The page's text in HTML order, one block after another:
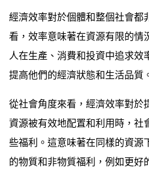
經濟效率對於個體和整個社會都
看，效率意味著在資源有限的情
人在生產、消費和投資中追求效
提高他們的經濟狀態和生活品質
從社會角度來看，經濟效率對於
資源被有效地配置和利用時，社
些福利。這意味著在同樣的資源
的物質和非物質福利，例如更好